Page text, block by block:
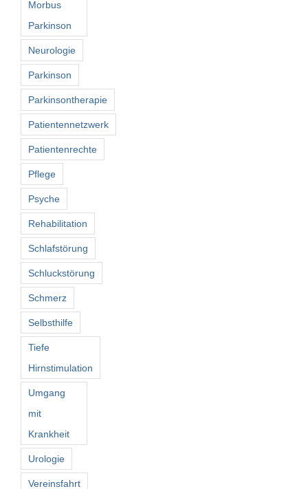
Morbus
Parkinson
Neurologie
Parkinson
Parkinsontherapie
Patientennetzwerk
Patientenrechte
Pflege
Psyche
Rehabilitation
Schlafstörung
Schluckstörung
Schmerz
Selbsthilfe
Tiefe
Hirnstimulation
Umgang
mit
Krankheit
Urologie
Vereinsfahrt